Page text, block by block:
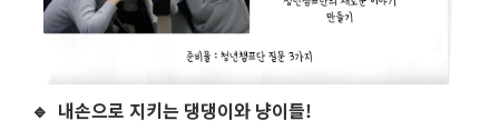
🔹 내손으로 지키는 댕댕이와 냥이들!